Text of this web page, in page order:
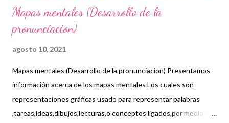
Mapas mentales (Desarrollo de la
pronunciacion)
agosto 10, 2021
Mapas mentales (Desarrollo de la pronunciacion) Presentamos
información acerca de los mapas mentales Los cuales son
representaciones gráficas usado para representar palabras
,tareas,ideas,dibujos,lecturas,o conceptos ligados,por medio de